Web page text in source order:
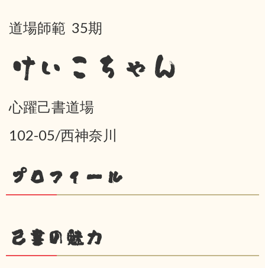
道場師範 35期
けいこちゃん
心躍己書道場
102-05/西神奈川
プロフィール
己書の魅力